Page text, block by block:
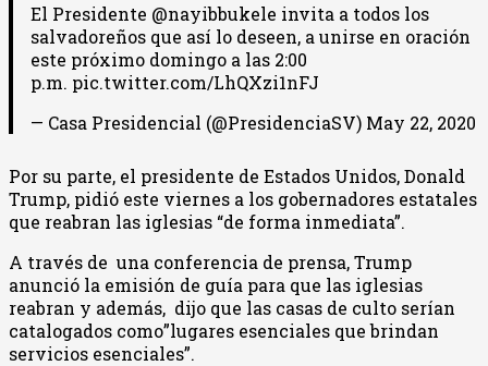
El Presidente @nayibbukele invita a todos los
salvadoreños que así lo deseen, a unirse en oración
este próximo domingo a las 2:00
p.m. pic.twitter.com/LhQXzi1nFJ
— Casa Presidencial (@PresidenciaSV) May 22, 2020
Por su parte, el presidente de Estados Unidos, Donald
Trump, pidió este viernes a los gobernadores estatales
que reabran las iglesias “de forma inmediata”.
A través de una conferencia de prensa, Trump
anunció la emisión de guía para que las iglesias
reabran y además, dijo que las casas de culto serían
catalogados como”lugares esenciales que brindan
servicios esenciales”.